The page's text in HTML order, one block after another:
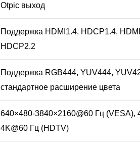
Otpic выход
Поддержка HDMI1.4, HDCP1.4,
HDCP2.2
Поддержка RGB444, YUV444,
стандартное расширение цвета
640×480-3840×2160@60 Гц (VESA),
4K@60 Гц (HDTV)